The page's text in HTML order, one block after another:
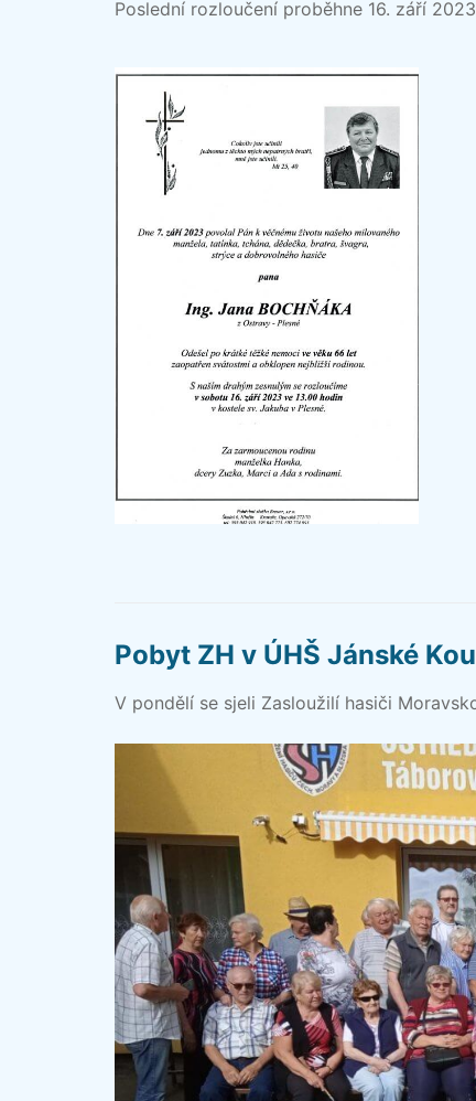
Poslední rozloučení proběhne 16. září
Pobyt ZH v ÚHŠ Jánské
V pondělí se sjeli Zasloužilí hasiči